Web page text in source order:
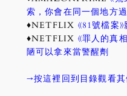
索，你會在同一個地方
♦NETFLIX 《81號檔案
♦NETFLIX 《罪人的真
陋可以拿來當警醒劑
→按這裡回到目錄觀看